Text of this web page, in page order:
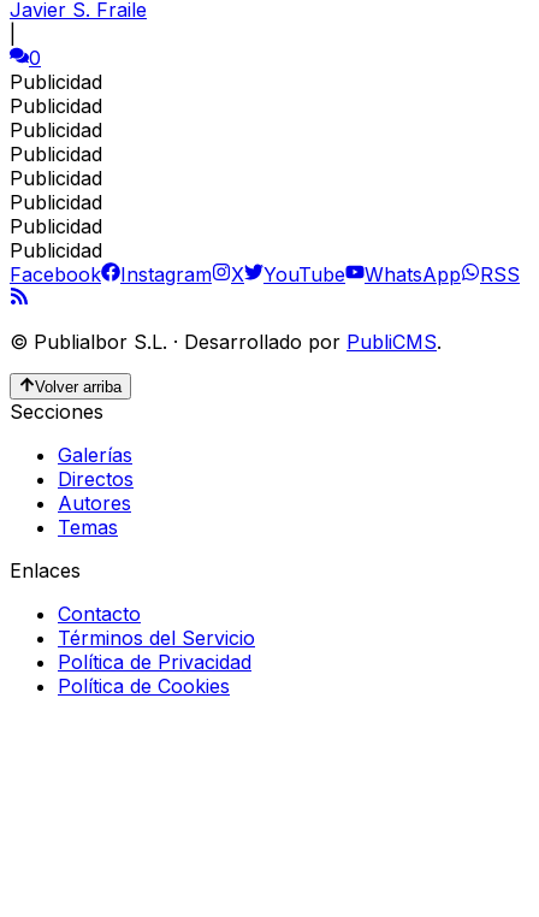
Javier S. Fraile
0
Publicidad
Publicidad
Publicidad
Publicidad
Publicidad
Publicidad
Publicidad
Publicidad
Facebook
Instagram X YouTube WhatsApp RSS
© Publialbor S.L. · Desarrollado por PubliCMS.
Volver arriba
Secciones
Galerías
Directos
Autores
Temas
Enlaces
Contacto
Términos del Servicio
Política de Privacidad
Política de Cookies